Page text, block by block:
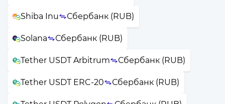
Shiba Inu Сбербанк (RUB)
Solana Сбербанк (RUB)
Tether USDT Arbitrum Сбербанк (RUB)
Tether USDT ERC-20 Сбербанк (RUB)